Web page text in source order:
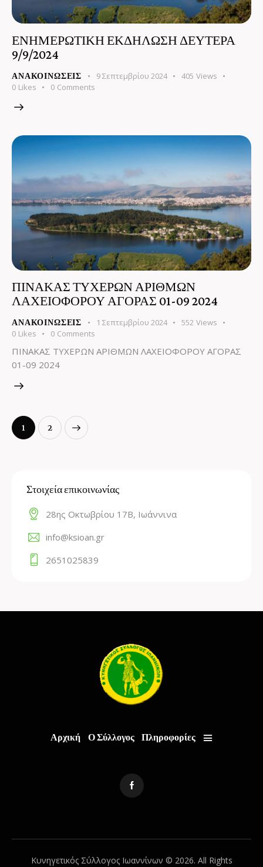
ΕΝΗΜΕΡΩΤΙΚΗ ΕΚΔΗΛΩΣΗ ΔΕΥΤΕΡΑ
9/9/2024
ΑΝΑΚΟΙΝΏΣΕΙΣ 9 Σεπτεμβρίου 2024 405 Views
0 Likes 0 Comments
ΠΙΝΑΚΑΣ ΤΥΧΕΡΩΝ ΑΡΙΘΜΩΝ
ΛΑΧΕΙΟΦΟΡΟΥ ΑΓΟΡΑΣ 01-09 2024
ΑΝΑΚΟΙΝΏΣΕΙΣ 1 Σεπτεμβρίου 2024 552 Views
0 Likes 0 Comments
ΠΙΝΑΚΑΣ ΤΥΧΕΡΩΝ ΑΡΙΘΜΩΝ ΛΑΧΕΙΟΦΟΡΟΥ ΑΓΟΡΑΣ
01-09 2024
1 2
Στοιχεία επικοινωνίας
28ης Οκτωβρίου 17Β, Ιωάννινα
info@ksioan.gr
2651025839
Αρχική Ο Σύλλογος Πληροφορίες
Κυνηγετικός Σύλλογος Ιωαννίνων © 2026. All Rights